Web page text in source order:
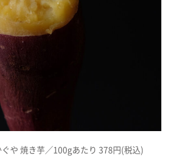
ぐや 焼き芋／100gあたり 378円(税込)